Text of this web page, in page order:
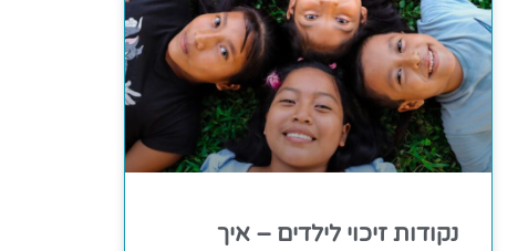
נקודות זיכוי לילדים – איך